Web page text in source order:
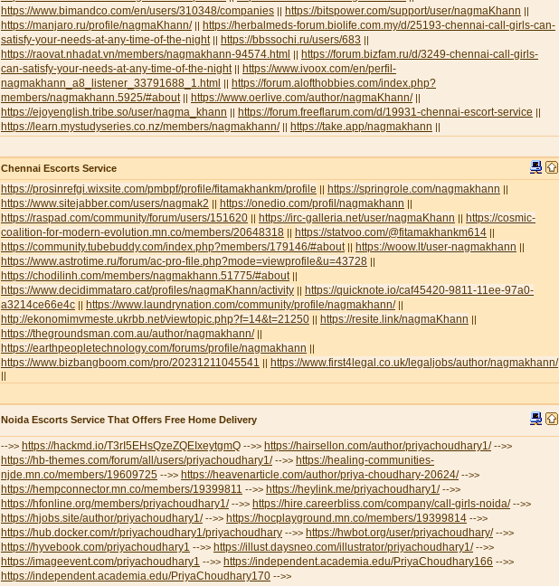
https://www.bimandco.com/en/users/310348/companies || https://bitspower.com/support/user/nagmaKhann ||
https://manjaro.ru/profile/nagmaKhann/|| https://herbalmeds-forum.biolife.com.my/d/25193-chennai-call-girls-can-
satisfy-your-needs-at-any-time-of-the-night|| https://bbssochi.ru/users/683 ||
https://raovat.nhadat.vn/members/nagmakhann-94574.html || https://forum.bizfam.ru/d/3249-chennai-call-girls-
can-satisfy-your-needs-at-any-time-of-the-night|| https://www.ivoox.com/en/perfil-
nagmakhann_a8_listener_33791688_1.html || https://forum.alofthobbies.com/index.php?
members/nagmakhann.5925/#about|| https://www.oerlive.com/author/nagmaKhann/||
https://ejoyenglish.tribe.so/user/nagma_khann || https://forum.freeflarum.com/d/19931-chennai-escort-service ||
https://learn.mystudyseries.co.nz/members/nagmakhann/|| https://take.app/nagmakhann ||
Chennai Escorts Service
https://prosinrefgi.wixsite.com/pmbpf/profile/fitamakhankm/profile || https://springrole.com/nagmakhann ||
https://www.sitejabber.com/users/nagmak2 || https://onedio.com/profil/nagmakhann ||
https://raspad.com/community/forum/users/151620 || https://irc-galleria.net/user/nagmaKhann || https://cosmic-
coalition-for-modern-evolution.mn.co/members/20648318 || https://statvoo.com/@fitamakhankm614 ||
https://community.tubebuddy.com/index.php?members/179146/#about || https://woow.lt/user-nagmakhann ||
https://www.astrotime.ru/forum/ac-pro-file.php?mode=viewprofile&u=43728 ||
https://chodilinh.com/members/nagmakhann.51775/#about ||
https://www.decidimmataro.cat/profiles/nagmaKhann/activity || https://quicknote.io/caf45420-9811-11ee-97a0-
a3214ce66e4c || https://www.laundrynation.com/community/profile/nagmakhann/||
http://ekonomimvmeste.ukrbb.net/viewtopic.php?f=14&t=21250 || https://resite.link/nagmaKhann ||
https://thegroundsman.com.au/author/nagmakhann/||
https://earthpeopletechnology.com/forums/profile/nagmakhann ||
https://www.bizbangboom.com/pro/20231211045541 || https://www.first4legal.co.uk/legaljobs/author/nagmakhann/
||
Noida Escorts Service That Offers Free Home Delivery
-->> https://hackmd.io/T3rI5EHsQzeZQEIxeytgmQ -->> https://hairsellon.com/author/priyachoudhary1/-->>
https://hb-themes.com/forum/all/users/priyachoudhary1/-->> https://healing-communities-
njde.mn.co/members/19609725 -->> https://heavenarticle.com/author/priya-choudhary-20624/-->>
https://hempconnector.mn.co/members/19399811 -->> https://heylink.me/priyachoudhary1/-->>
https://hfonline.org/members/priyachoudhary1/-->> https://hire.careerbliss.com/company/call-girls-noida/-->>
https://hjobs.site/author/priyachoudhary1/-->> https://hocplayground.mn.co/members/19399814 -->>
https://hub.docker.com/r/priyachoudhary1/priyachoudhary -->> https://hwbot.org/user/priyachoudhary/-->>
https://hyvebook.com/priyachoudhary1 -->> https://illust.daysneo.com/illustrator/priyachoudhary1/-->>
https://imageevent.com/priyachoudhary1 -->> https://independent.academia.edu/PriyaChoudhary166 -->>
https://independent.academia.edu/PriyaChoudhary170 -->>